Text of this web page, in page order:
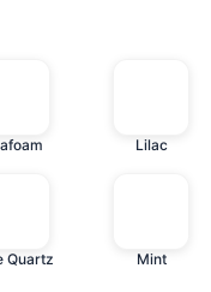
Lilac
Quartz Mint